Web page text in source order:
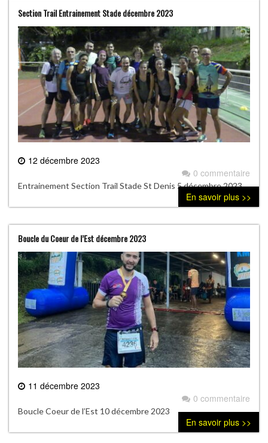
Section Trail Entrainement Stade décembre 2023
12 décembre 2023
0 commentaire
Entrainement Section Trail Stade St Denis 5 décembre 2023
En savoir plus >>
Boucle du Coeur de l’Est décembre 2023
11 décembre 2023
0 commentaire
Boucle Coeur de l’Est 10 décembre 2023
En savoir plus >>